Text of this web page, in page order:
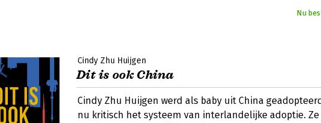
Nu
Cindy Zhu Huijgen
Dit is ook China
Cindy Zhu Huijgen werd als baby uit China
nu kritisch het systeem van interlandelijke adoptie.